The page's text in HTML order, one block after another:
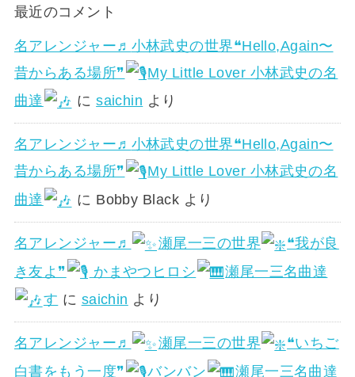
最近のコメント
名アレンジャー♬ 小林武史の世界❝Hello,Again〜
昔からある場所❞
My Little Lover 小林武史の名
曲達
にsaichin より
名アレンジャー♬ 小林武史の世界❝Hello,Again〜
昔からある場所❞
My Little Lover 小林武史の名
曲達
に Bobby Black より
名アレンジャー♬ 瀬尾一三の世界
❝我が良
き友よ❞
かまやつヒロシ
瀬尾一三名曲達
す に saichin より
名アレンジャー♬ 瀬尾一三の世界
❝いちご
白書をもう一度❞
バンバン 瀬尾一三名曲達